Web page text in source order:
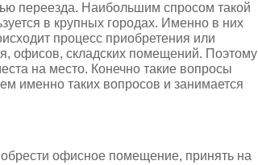
переезда. Наибольшим спросом такой
в крупных городах. Именно в них
процесс приобретения или
офисов, складских помещений. Поэтому
на место. Конечно такие вопросы
именно таких вопросов и занимается
офисное помещение, принять на